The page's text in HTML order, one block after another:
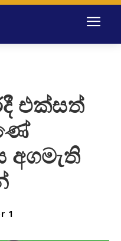
එක්සත්
අගමැති
1